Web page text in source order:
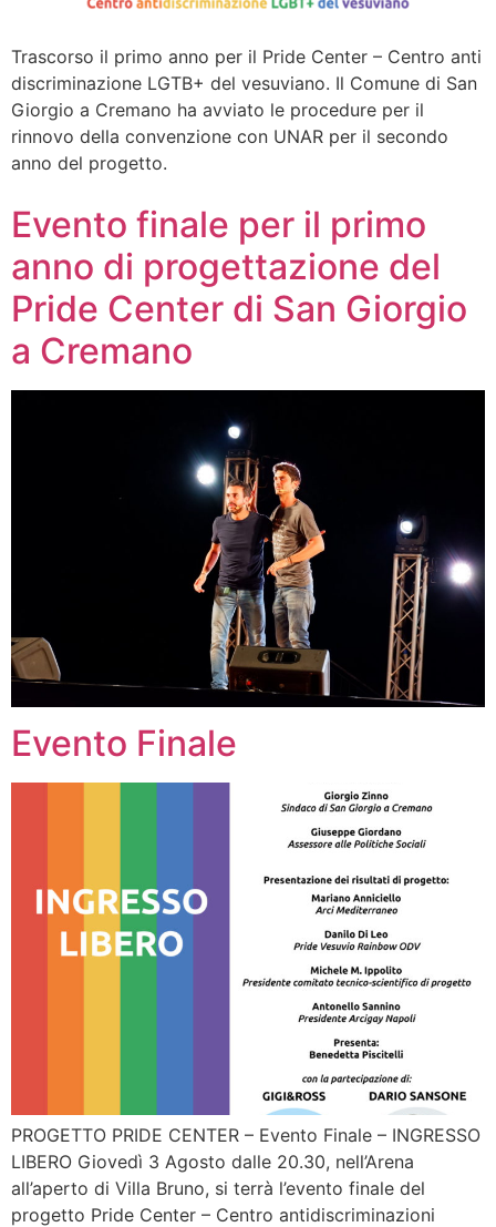
Trascorso il primo anno per il Pride Center – Centro anti
discriminazione LGTB+ del vesuviano. Il Comune di San
Giorgio a Cremano ha avviato le procedure per il
rinnovo della convenzione con UNAR per il secondo
anno del progetto.
Evento finale per il primo
anno di progettazione del
Pride Center di San Giorgio
a Cremano
Evento Finale
PROGETTO PRIDE CENTER – Evento Finale – INGRESSO
LIBERO Giovedì 3 Agosto dalle 20.30, nell’Arena
all’aperto di Villa Bruno, si terrà l’evento finale del
progetto Pride Center – Centro antidiscriminazioni